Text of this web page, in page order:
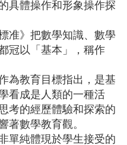
具體操作和形象操作探
准》把數學知識、數學
冠以「基本」，稱作
為教育目標指出，是基
看成是人類的一種活
考的經歷體驗和探索的
數學教育觀。
單純體現於學生接受的